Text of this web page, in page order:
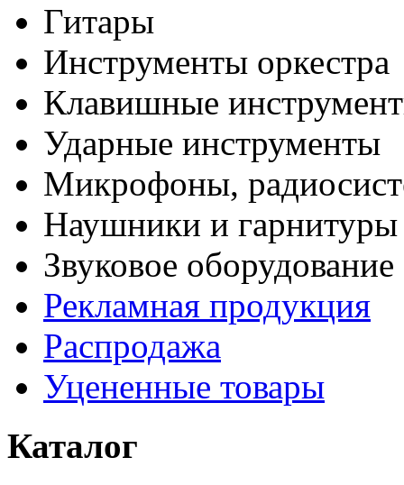
Гитары
Инструменты оркестра
Клавишные
Ударные инструменты
Микрофоны,
Наушники и гарнитуры
Звуковое оборудование
Рекламная продукция
Распродажа
Уцененные товары
Каталог